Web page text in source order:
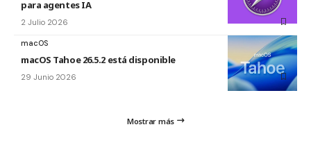
para agentes IA
2 Julio 2026
macOS
macOS Tahoe 26.5.2 está disponible
29 Junio 2026
Mostrar más